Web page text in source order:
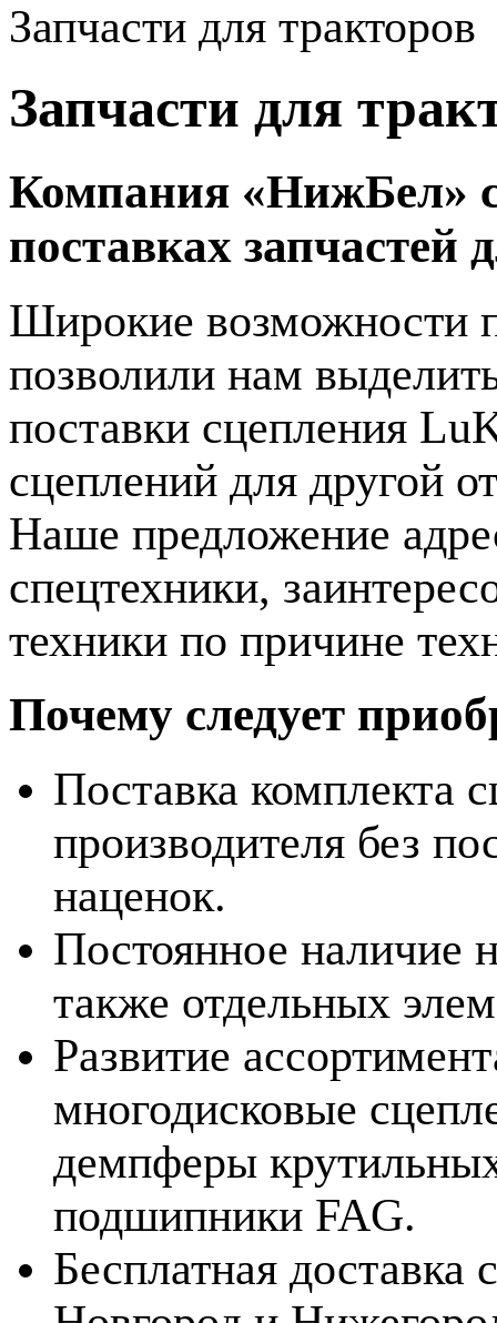
Запчасти для тракторов
Запчасти для
Компания «НижБел»
поставках запчастей
Широкие возможности
позволили нам
поставки сцепления
сцеплений для другой
Наше предложение
спецтехники,
техники по причине
Почему следует
Поставка комплекта
производителя без
наценок.
Постоянное наличие
также отдельных
Развитие
многодисковые
демпферы
подшипники FAG.
Бесплатная